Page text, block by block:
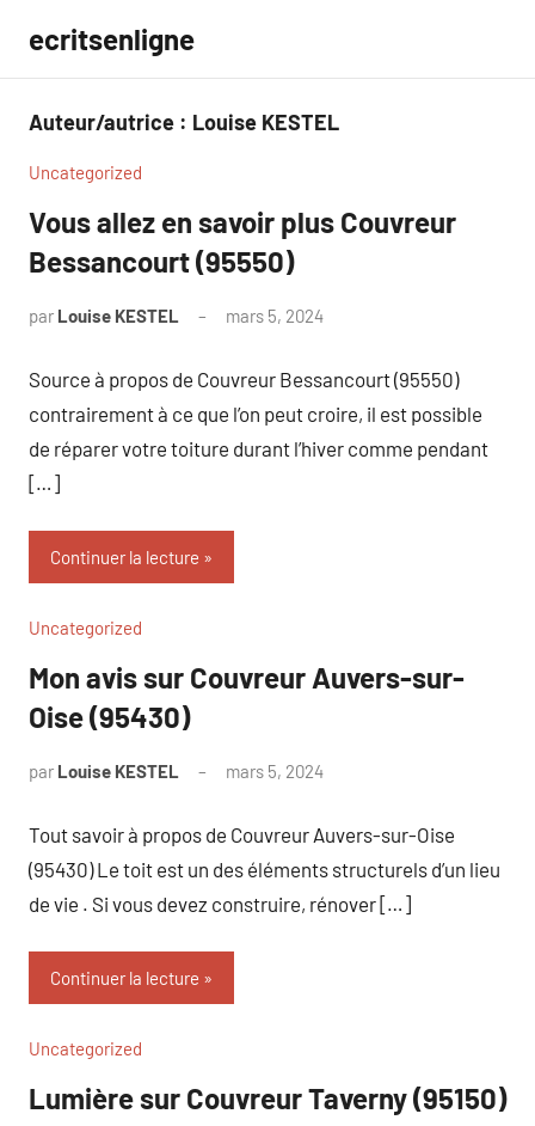
contenu
ecritsenligne
Auteur/autrice : Louise KESTEL
Uncategorized
Vous allez en savoir plus Couvreur
Bessancourt (95550)
par Louise KESTEL mars 5, 2024
Source à propos de Couvreur Bessancourt (95550)
contrairement à ce que l’on peut croire, il est possible
de réparer votre toiture durant l’hiver comme pendant
[…]
Continuer la lecture
Uncategorized
Mon avis sur Couvreur Auvers-sur-
Oise (95430)
par Louise KESTEL mars 5, 2024
Tout savoir à propos de Couvreur Auvers-sur-Oise
(95430) Le toit est un des éléments structurels d’un lieu
de vie . Si vous devez construire, rénover […]
Continuer la lecture
Uncategorized
Lumière sur Couvreur Taverny (95150)